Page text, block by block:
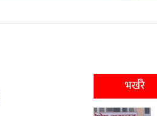
भर्खरै